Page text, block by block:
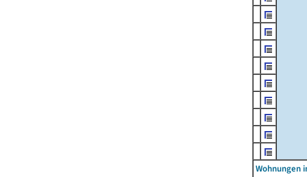
Wohnungen